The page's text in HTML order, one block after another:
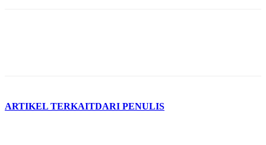
ARTIKEL TERKAITDARI PENULIS